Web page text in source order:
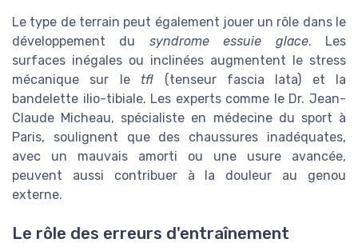
Le type de terrain peut également jouer un rôle dans le
développement du syndrome essuie glace. Les
surfaces inégales ou inclinées augmentent le stress
mécanique sur le tfl (tenseur fascia lata) et la
bandelette ilio-tibiale. Les experts comme le Dr. Jean-
Claude Micheau, spécialiste en médecine du sport à
Paris, soulignent que des chaussures inadéquates,
avec un mauvais amorti ou une usure avancée,
peuvent aussi contribuer à la douleur au genou
externe.
Le rôle des erreurs d'entraînement